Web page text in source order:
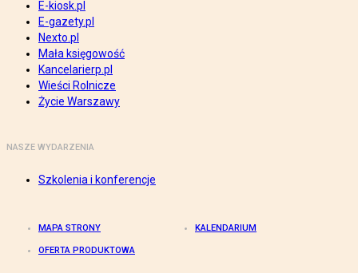
E-kiosk.pl
E-gazety.pl
Nexto.pl
Mała księgowość
Kancelarierp.pl
Wieści Rolnicze
Życie Warszawy
NASZE WYDARZENIA
Szkolenia i konferencje
MAPA STRONY KALENDARIUM
OFERTA PRODUKTOWA